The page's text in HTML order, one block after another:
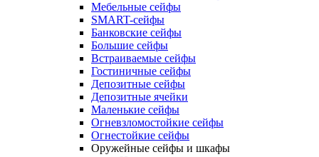
Мебельные сейфы
SMART-сейфы
Банковские сейфы
Большие сейфы
Встраиваемые сейфы
Гостиничные сейфы
Депозитные сейфы
Депозитные ячейки
Маленькие сейфы
Огневзломостойкие сейфы
Огнестойкие сейфы
Оружейные сейфы и шкафы